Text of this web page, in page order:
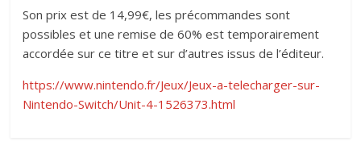
Son prix est de 14,99€, les précommandes sont
possibles et une remise de 60% est temporairement
accordée sur ce titre et sur d’autres issus de l’éditeur.
https://www.nintendo.fr/Jeux/Jeux-a-telecharger-sur-
Nintendo-Switch/Unit-4-1526373.html